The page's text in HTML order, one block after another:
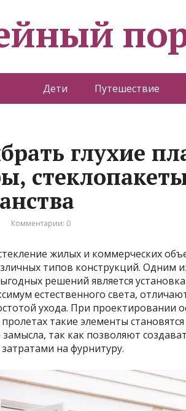
Дети Путешествие
глухие
Комментарии: 0
жилых и коммерческих
типов конструкций. Одним
решений является
естественного света,
ухода. При проектировании
такие элементы
замысла, так как позволяют
на фурнитуру.